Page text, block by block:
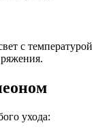
с температурой
ухода: